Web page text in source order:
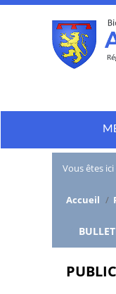
Vous êtes ici
Accueil /